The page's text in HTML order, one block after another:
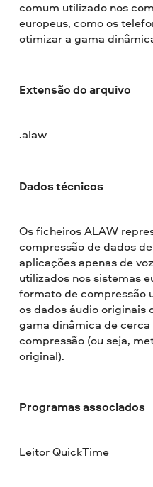
comum utilizado nos
europeus, como os
otimizar a gama
Extensão do arquivo
.alaw
Dados técnicos
Os ficheiros ALAW
compressão de dados
aplicações apenas de
utilizados nos sistemas
formato de compressão
os dados áudio originais
gama dinâmica de
compressão (ou seja,
original).
Programas associados
Leitor QuickTime